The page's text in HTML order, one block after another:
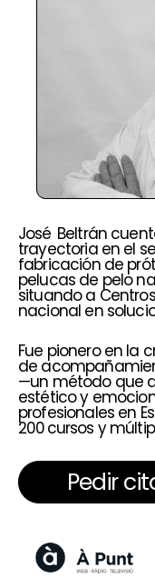
José Beltrán
trayectoria en el
fabricación de
pelucas de pelo
situando a
nacional en
Fue pionero en la
de
—un método que
estético y
profesionales en
200 cursos y
Pedir